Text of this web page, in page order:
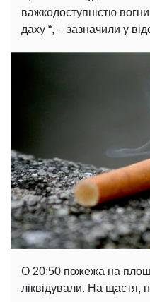
важкодоступністю
даху “, – зазначили у
О 20:50 пожежа на
ліквідували. На щастя,